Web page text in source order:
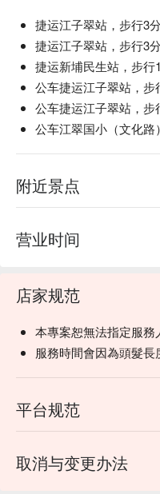
捷运江子翠站，步行3
捷运江子翠站，步行3
捷运新埔民生站，步行
公车捷运江子翠站，步
公车捷运江子翠站，步
公车江翠国小（文化路
附近景点
营业时间
店家规范
本專案恕無法指定服務
服務時間會因為頭髮長
平台规范
取消与变更办法